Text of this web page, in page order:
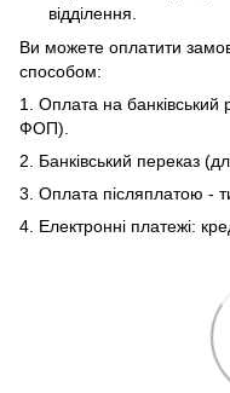
відділення.
Ви можете оплатити
способом:
1. Оплата на банківський
ФОП).
2. Банківський переказ
3. Оплата післяплатою -
4. Електронні платежі: